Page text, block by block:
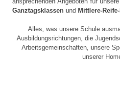
Ganztagsklassen und Mittlere-
Alles, was unsere Schule
Ausbildungsrichtungen, die
Arbeitsgemeinschaften, unsere
unserer